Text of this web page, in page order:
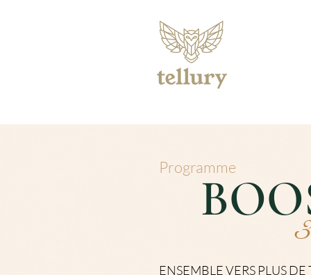
Programme
ENSEMBLE VERS PLUS DE